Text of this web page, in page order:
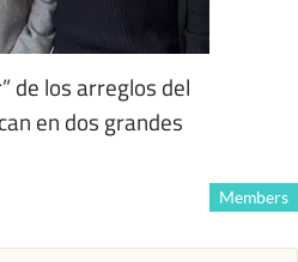
de los arreglos del
en dos grandes
Members